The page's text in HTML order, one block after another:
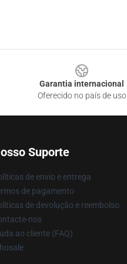
Garantia internacional
Oferecido no país de uso
Suporte
de envio e entrega
de pagamento
de devolução e reembolso
nos
ao cliente (FAQ)